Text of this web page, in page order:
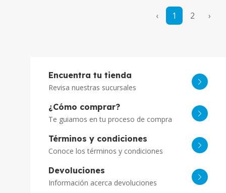
‹ 1 2 ›
Encuentra tu tienda
Revisa nuestras sucursales
¿Cómo comprar?
Te guiamos en tu proceso de compra
Términos y condiciones
Conoce los términos y condiciones
Devoluciones
Información acerca devoluciones